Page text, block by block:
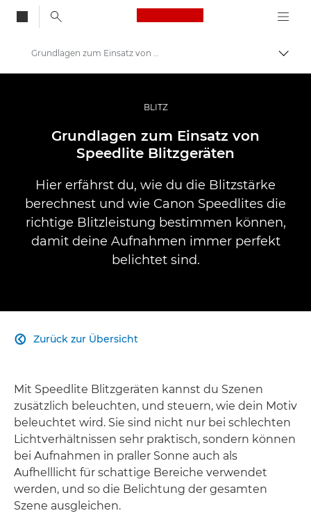
Canon Logo, back
Auf
Infobank: Die Ressource für Informationen aus der Welt der Fotografie
Grundlagen zum Einsatz von Speedlite Blitzgeräten für Kameras
BLITZ
Grundlagen zum Einsatz von
Speedlite Blitzgeräten
Hier erfährst du, wie du die Blitzstärke
berechnest und wie Canon Speedlites die
richtige Blitzleistung bestimmen können,
damit deine Aufnahmen immer perfekt
belichtet sind.
Zurück zur Übersicht

Mit Speedlite Blitzgeräten kannst du Szenen
zusätzlich beleuchten, und steuern, wie dein Motiv
beleuchtet wird. Sie sind nicht nur bei schlechten
Lichtverhältnissen sehr praktisch, sondern können
bei Aufnahmen in praller Sonne auch als
Aufhelllicht für schattige Bereiche verwendet
werden, und so die Belichtung der gesamten
Szene ausgleichen.